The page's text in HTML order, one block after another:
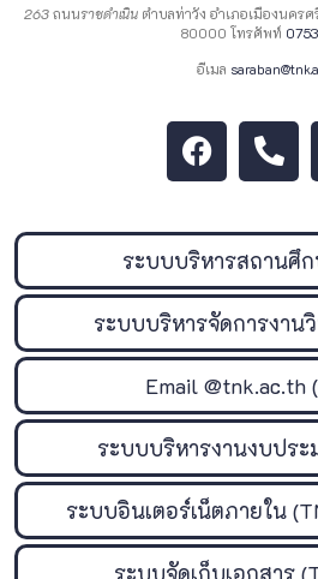
263ถนนราชดำเนินตำบลท่าวัง อำเภอเมืองนครศ
80000 โทรศัพท์
อีเมล
ระบบบริหารสถานศึ
ระบบบริหารจัดการงาน
Email @tnk.ac.th
ระบบบริหารงานงบประ
ระบบอินเตอร์เน็ตภายใน
ระบบจัดเก็บเอกสาร